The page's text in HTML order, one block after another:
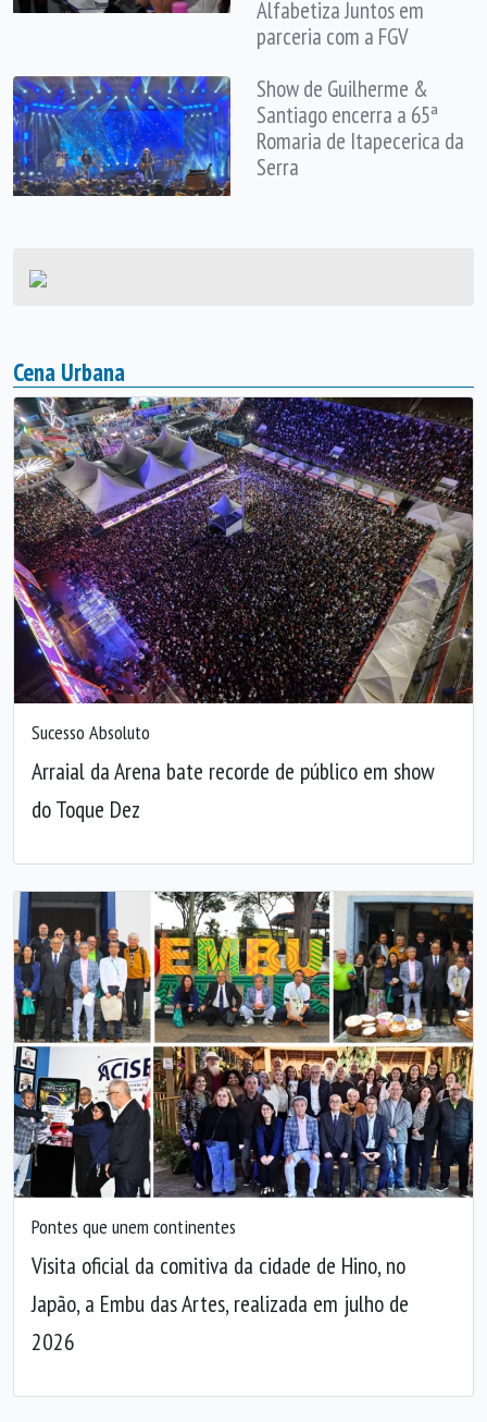
Alfabetiza Juntos em
parceria com a FGV
Show de Guilherme &
Santiago encerra a 65ª
Romaria de Itapecerica da
Serra
Cena Urbana
Sucesso Absoluto
Arraial da Arena bate recorde de público em show
do Toque Dez
Pontes que unem continentes
Visita oficial da comitiva da cidade de Hino, no
Japão, a Embu das Artes, realizada em julho de
2026